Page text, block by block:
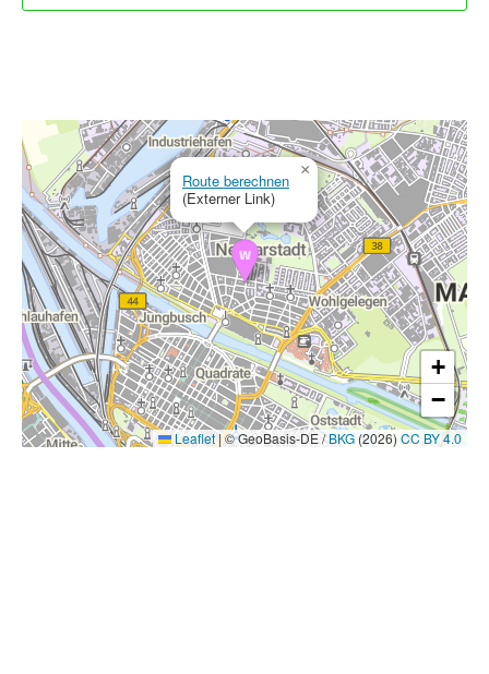
Route berechnen
(Externer Link)
×
+
−
Leaflet|© GeoBasis-DE /BKG(2026) CC BY 4.0